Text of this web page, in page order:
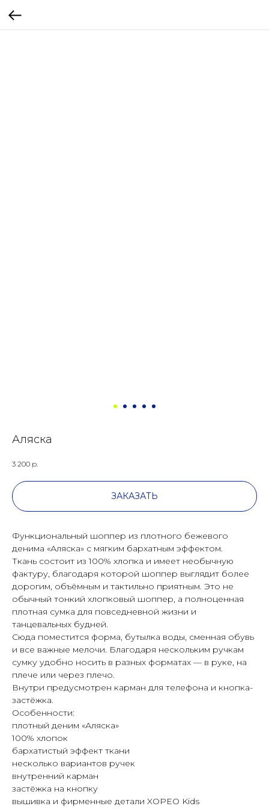
Аляска
3 200 р.
ЗАКАЗАТЬ
Функциональный шоппер из плотного бежевого
денима «Аляска» с мягким бархатным эффектом.
Ткань состоит из 100% хлопка и имеет необычную
фактуру, благодаря которой шоппер выглядит более
дорогим, объёмным и тактильно приятным. Это не
обычный тонкий хлопковый шоппер, а полноценная
плотная сумка для повседневной жизни и
танцевальных будней.
Сюда поместится форма, бутылка воды, сменная обувь
и все важные мелочи. Благодаря нескольким ручкам
сумку удобно носить в разных форматах — в руке, на
плече или через плечо.
Внутри предусмотрен карман для телефона и кнопка-
застёжка.
Особенности:
плотный деним «Аляска»
100% хлопок
бархатистый эффект ткани
несколько вариантов ручек
внутренний карман
застёжка на кнопку
вышивка и фирменные детали XOPEO Kids